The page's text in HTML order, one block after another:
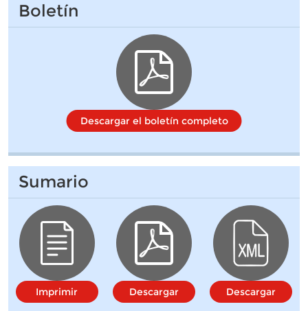
Boletín
Descargar el boletín completo
Sumario
Imprimir Descargar Descargar